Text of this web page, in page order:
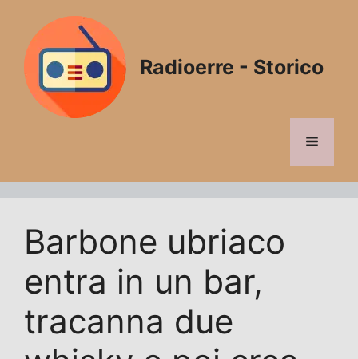
contenuto
Radioerre - Storico
Menu
Barbone ubriaco
entra in un bar,
tracanna due